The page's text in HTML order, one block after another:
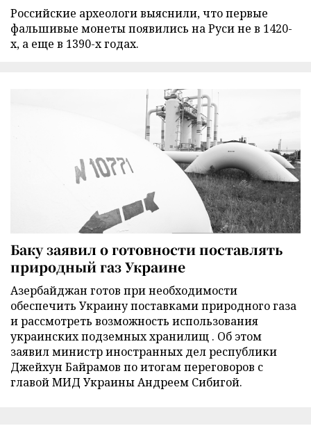
Российские археологи выяснили, что первые
фальшивые монеты появились на Руси не в 1420-
х, а еще в 1390-х годах.
Баку заявил о готовности поставлять
природный газ Украине
Азербайджан готов при необходимости
обеспечить Украину поставками природного газа
и рассмотреть возможность использования
украинских подземных хранилищ . Об этом
заявил министр иностранных дел республики
Джейхун Байрамов по итогам переговоров с
главой МИД Украины Андреем Сибигой.